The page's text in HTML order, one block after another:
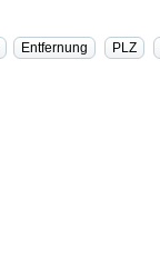
Entfernung PLZ